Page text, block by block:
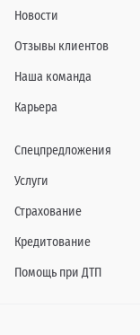
Новости
Отзывы клиентов
Наша команда
Карьера
Спецпредложения
Услуги
Страхование
Кредитование
Помощь при ДТП